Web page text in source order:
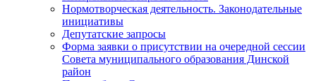
Нормотворческая деятельность. Законодательные
инициативы
Депутатские запросы
Форма заявки о присутствии на очередной сессии
Совета муниципального образования Динской
район